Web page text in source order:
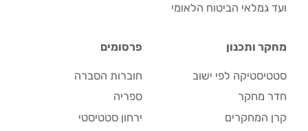
ועד גמלאי הביטוח הלאומי
מחקר ותכנון
סטטיסטיקה לפי ישוב
חדר מחקר
קרן המחקרים
פרסומים
חוברות הסברה
ספריה
ירחון סטטיסטי